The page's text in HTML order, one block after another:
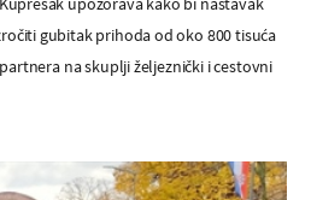
gubitak prihoda od oko 800 tisuća
na skuplji željeznički i cestovni